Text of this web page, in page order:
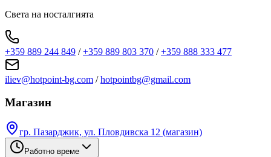
Света на носталгията
+359 889 244 849 /+359 889 803 370 /+359 888 333 477
iliev@hotpoint-bg.com /hotpointbg@gmail.com
Магазин
гр. Пазарджик, ул. Пловдивска 12 (магазин)
Работно време